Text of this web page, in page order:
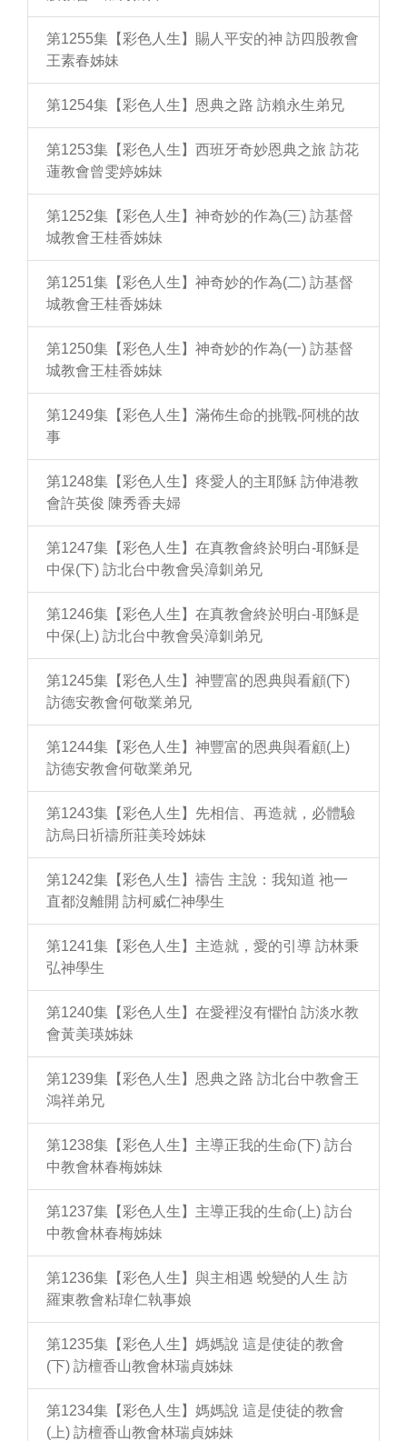
第1255集【彩色人生】賜人平安的神 訪四股教會
王素春姊妹
第1254集【彩色人生】恩典之路 訪賴永生弟兄
第1253集【彩色人生】西班牙奇妙恩典之旅 訪花
蓮教會曾雯婷姊妹
第1252集【彩色人生】神奇妙的作為(三) 訪基督
城教會王桂香姊妹
第1251集【彩色人生】神奇妙的作為(二) 訪基督
城教會王桂香姊妹
第1250集【彩色人生】神奇妙的作為(一) 訪基督
城教會王桂香姊妹
第1249集【彩色人生】滿佈生命的挑戰-阿桃的故
事
第1248集【彩色人生】疼愛人的主耶穌 訪伸港教
會許英俊 陳秀香夫婦
第1247集【彩色人生】在真教會終於明白-耶穌是
中保(下) 訪北台中教會吳漳釧弟兄
第1246集【彩色人生】在真教會終於明白-耶穌是
中保(上) 訪北台中教會吳漳釧弟兄
第1245集【彩色人生】神豐富的恩典與看顧(下)
訪德安教會何敬業弟兄
第1244集【彩色人生】神豐富的恩典與看顧(上)
訪德安教會何敬業弟兄
第1243集【彩色人生】先相信、再造就，必體驗
訪烏日祈禱所莊美玲姊妹
第1242集【彩色人生】禱告 主說：我知道 祂一
直都沒離開 訪柯威仁神學生
第1241集【彩色人生】主造就，愛的引導 訪林秉
弘神學生
第1240集【彩色人生】在愛裡沒有懼怕 訪淡水教
會黃美瑛姊妹
第1239集【彩色人生】恩典之路 訪北台中教會王
鴻祥弟兄
第1238集【彩色人生】主導正我的生命(下) 訪台
中教會林春梅姊妹
第1237集【彩色人生】主導正我的生命(上) 訪台
中教會林春梅姊妹
第1236集【彩色人生】與主相遇 蛻變的人生 訪
羅東教會粘瑋仁執事娘
第1235集【彩色人生】媽媽說 這是使徒的教會
(下) 訪檀香山教會林瑞貞姊妹
第1234集【彩色人生】媽媽說 這是使徒的教會
(上) 訪檀香山教會林瑞貞姊妹